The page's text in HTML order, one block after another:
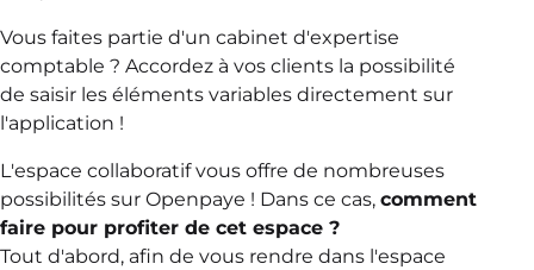
Vous faites partie d'un cabinet d'expertise
comptable ? Accordez à vos clients la possibilité
de saisir les éléments variables directement sur
l'application !
L'espace collaboratif vous offre de nombreuses
possibilités sur Openpaye ! Dans ce cas, comment
faire pour profiter de cet espace ?
Tout d'abord, afin de vous rendre dans l'espace